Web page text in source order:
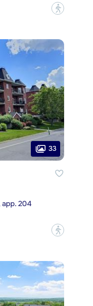
?
33
204
?